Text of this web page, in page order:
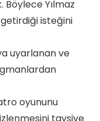
Böylece Yılmaz
isteğini
uyarlanan ve
oyununu
tavsiye